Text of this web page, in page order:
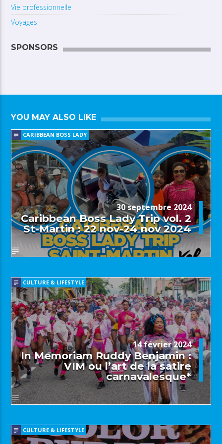
Vie professionnelle
Voyages
SPONSORS
YOU MAY ALSO LIKE
CARIBBEAN BOSS LADY
30 septembre 2024
Caribbean Boss Lady Trip vol. 2
St-Martin : 22 nov-24 nov 2024
CULTURE & LIFESTYLE
14 février 2024
In Memoriam Ruddy Benjamin :
VIM ou l’art de la satire
carnavalesque*
CULTURE & LIFESTYLE